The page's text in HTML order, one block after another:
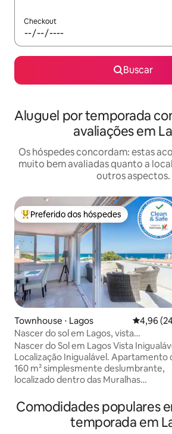
Checkout
Buscar
Aluguel por temporada
avaliações em
Os hóspedes concordam: estas
muito bem avaliadas quanto a
outros aspectos.
Entre os melhores preferidos dos
Preferido dos hóspedes
Townhouse ⋅ Lagos 4,96 de
4,96
Nascer do sol em Lagos, vista
incomparável, localização
Nascer do Sol em Lagos Vista
Localização Inigualável. Apartamento
160 m² simplesmente deslumbrante,
localizado dentro das Muralhas
andares superiores de uma moradia
tradicional, assista os barcos entrarem
no rio e entrarem na Marina de Lagos,
Comodidades populares
temporada em